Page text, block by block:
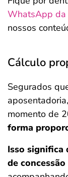
WhatsApp da
nossos
Cálculo
Segurados
momento de
forma
Isso significa
de concessão